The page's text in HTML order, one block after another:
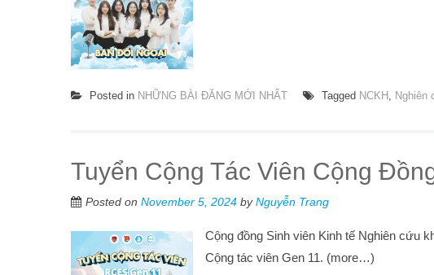
Posted in NHỮNG BÀI ĐĂNG MỚI NHẤT Tagged NCKH , Nghiên
Tuyển Cộng Tác Viên Cộng
Posted on November 5, 2024 byNguyễn Trang
Cộng đồng Sinh viên Kinh tế Nghiên cứu
Cộng tác viên Gen 11. (more…)